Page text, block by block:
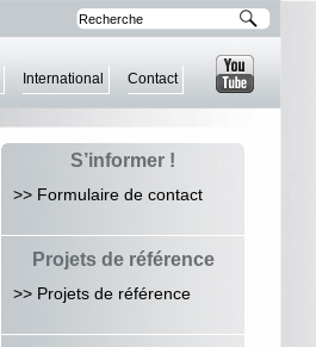
International Contact
S’informer !
>> Formulaire de contact
Projets de référence
>> Projets de référence